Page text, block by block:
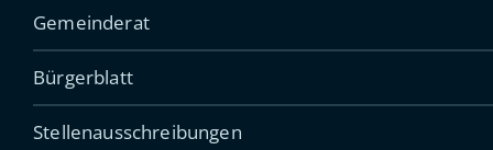
Gemeinderat
Bürgerblatt
Stellenausschreibungen